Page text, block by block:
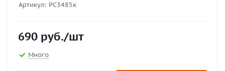
Артикул: РС3485к
690 руб./шт
Много